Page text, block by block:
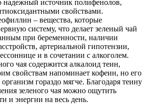
надежный источник полифенолов,
свойствами.
– вещества, которые
систему, что делает зеленый чай
при беременности, наличии
артериальной гипотензии,
и в сочетании с алкоголем.
чая содержится алкалоид теин,
свойствам напоминает кофеин, но его
гораздо мягче. Благодаря теину
зеленого чая можно ощутить
и энергии на весь день.